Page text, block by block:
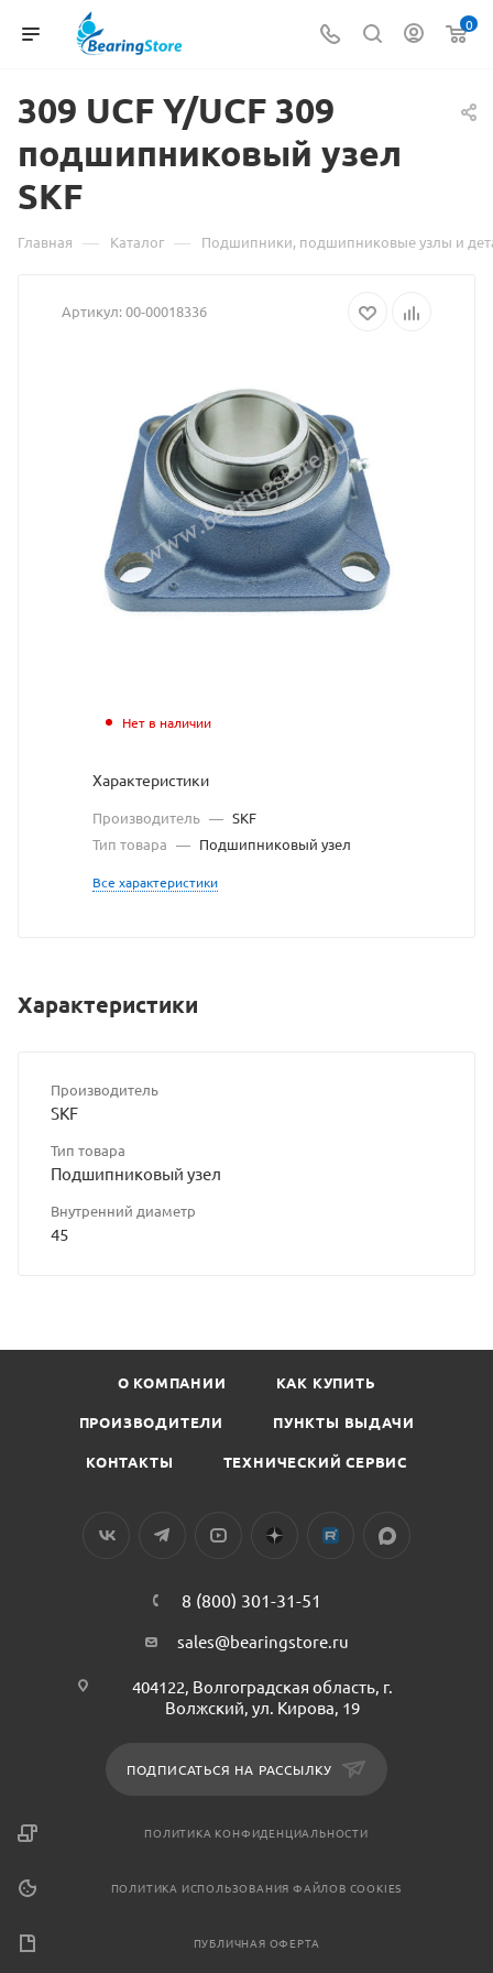
0
309 UCF Y/UCF Материал
о
309
Y/UCF
узел
SKF
взят
с
сайта
владельца
309
подшипниковый узел
SKF
Главная — Каталог — Подшипники, подшипниковые узлы и
Артикул:00-00018336
Нет в наличии
Характеристики
Производитель — SKF
Тип товара — Подшипниковый узел
Все характеристики
Характеристики
Производитель
SKF
Тип товара
Подшипниковый узел
Внутренний диаметр
45
О КОМПАНИИ КАК КУПИТЬ
ПРОИЗВОДИТЕЛИ ПУНКТЫ ВЫДАЧИ
КОНТАКТЫ ТЕХНИЧЕСКИЙ СЕРВИС
8 (800) 301-31-51
sales@bearingstore.ru
404122, Волгоградская область, г.
Волжский, ул. Кирова, 19
ПОДПИСАТЬСЯ НА РАССЫЛКУ
ПОЛИТИКА КОНФИДЕНЦИАЛЬНОСТИ
ПОЛИТИКА ИСПОЛЬЗОВАНИЯ ФАЙЛОВ COOKIES
ПУБЛИЧНАЯ ОФЕРТА